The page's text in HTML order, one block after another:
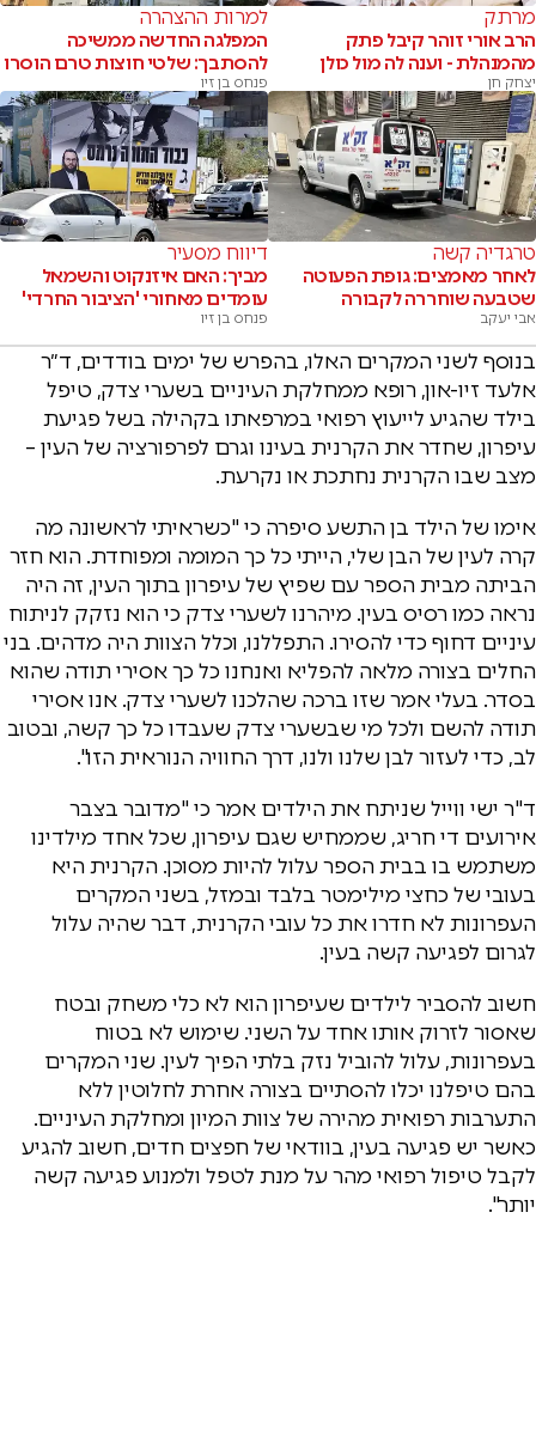
מרתק
הרב אורי זוהר קיבל פתק
מהמנהלת - וענה לה מול כולן
יצחק חן
למרות ההצהרה
המפלגה החדשה ממשיכה
להסתבך: שלטי חוצות טרם הוסרו
פנחס בן זיו
טרגדיה קשה
לאחר מאמצים: גופת הפעוטה
שטבעה שוחררה לקבורה
אבי יעקב
דיווח מסעיר
מביך: האם איזנקוט והשמאל
עומדים מאחורי 'הציבור החרדי'
פנחס בן זיו
בנוסף לשני המקרים האלו, בהפרש של ימים בודדים, ד״ר
אלעד זיו-און, רופא ממחלקת העיניים בשערי צדק, טיפל
בילד שהגיע לייעוץ רפואי במרפאתו בקהילה בשל פגיעת
עיפרון, שחדר את הקרנית בעינו וגרם לפרפורציה של העין –
מצב שבו הקרנית נחתכת או נקרעת.
אימו של הילד בן התשע סיפרה כי "כשראיתי לראשונה מה
קרה לעין של הבן שלי, הייתי כל כך המומה ומפוחדת. הוא חזר
הביתה מבית הספר עם שפיץ של עיפרון בתוך העין, זה היה
נראה כמו רסיס בעין. מיהרנו לשערי צדק כי הוא נזקק לניתוח
עיניים דחוף כדי להסירו. התפללנו, וכלל הצוות היה מדהים. בני
החלים בצורה מלאה להפליא ואנחנו כל כך אסירי תודה שהוא
בסדר. בעלי אמר שזו ברכה שהלכנו לשערי צדק. אנו אסירי
תודה להשם ולכל מי שבשערי צדק שעבדו כל כך קשה, ובטוב
לב, כדי לעזור לבן שלנו ולנו, דרך החוויה הנוראית הזו".
ד"ר ישי ווייל שניתח את הילדים אמר כי "מדובר בצבר
אירועים די חריג, שממחיש שגם עיפרון, שכל אחד מילדינו
משתמש בו בבית הספר עלול להיות מסוכן. הקרנית היא
בעובי של כחצי מילימטר בלבד ובמזל, בשני המקרים
העפרונות לא חדרו את כל עובי הקרנית, דבר שהיה עלול
לגרום לפגיעה קשה בעין.
חשוב להסביר לילדים שעיפרון הוא לא כלי משחק ובטח
שאסור לזרוק אותו אחד על השני. שימוש לא בטוח
בעפרונות, עלול להוביל נזק בלתי הפיך לעין. שני המקרים
בהם טיפלנו יכלו להסתיים בצורה אחרת לחלוטין ללא
התערבות רפואית מהירה של צוות המיון ומחלקת העיניים.
כאשר יש פגיעה בעין, בוודאי של חפצים חדים, חשוב להגיע
לקבל טיפול רפואי מהר על מנת לטפל ולמנוע פגיעה קשה
יותר".